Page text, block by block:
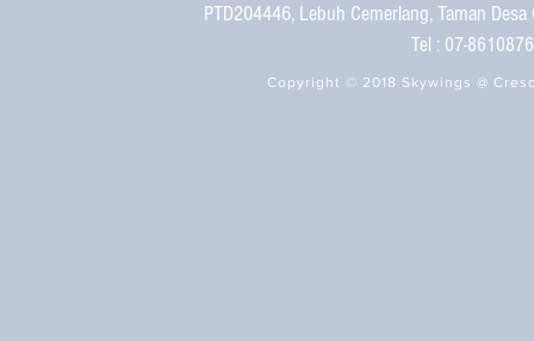
PTD204446, Lebuh Cemerlang, Taman Desa
Tel : 07-
Copyright © 2018 Skywings @